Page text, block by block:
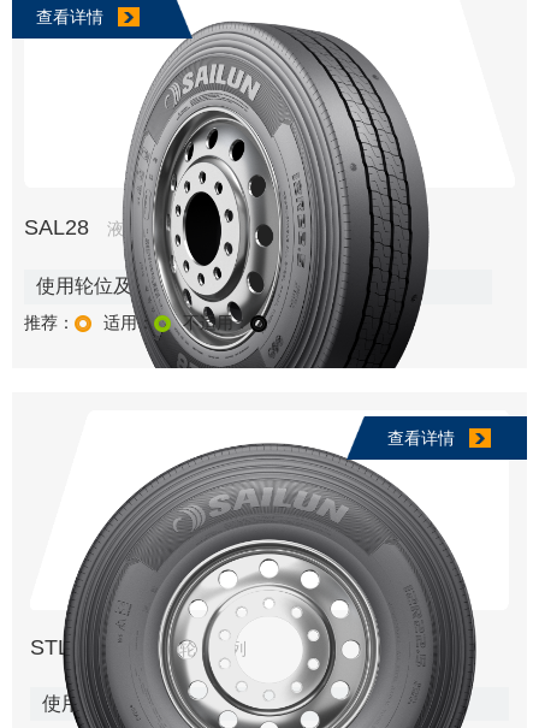
SAL28 液体黄金轮胎系列
使用轮位及路况:
推荐： 适用： 不适用：
查看详情
STL16 液体黄金轮胎系列
使用轮位及路况:
查看详情